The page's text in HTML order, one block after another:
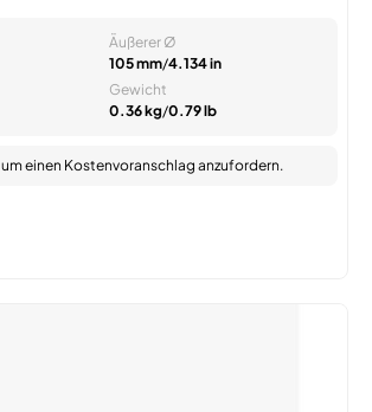
Äußerer Ø
105 mm/4.134 in
Gewicht
0.36 kg/0.79 lb
um einen Kostenvoranschlag anzufordern.